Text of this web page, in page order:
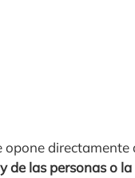
opone directamente
de las personas o